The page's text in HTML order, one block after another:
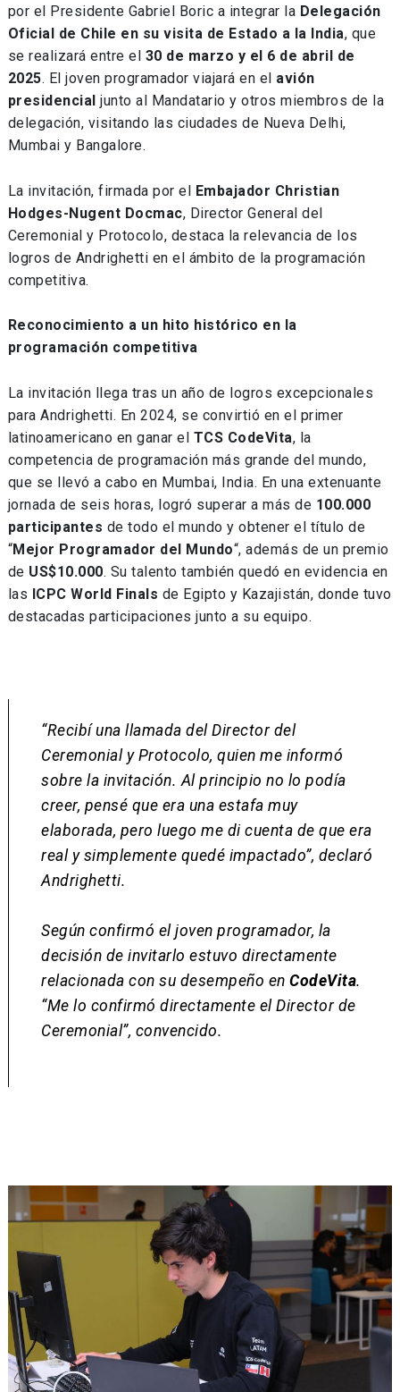
por el Presidente Gabriel Boric a integrar la Delegación
Oficial de Chile en su visita de Estado a la India, que
se realizará entre el 30 de marzo y el 6 de abril de
2025. El joven programador viajará en el avión
presidencial junto al Mandatario y otros miembros de la
delegación, visitando las ciudades de Nueva Delhi,
Mumbai y Bangalore.
La invitación, firmada por el Embajador Christian
Hodges-Nugent Docmac, Director General del
Ceremonial y Protocolo, destaca la relevancia de los
logros de Andrighetti en el ámbito de la programación
competitiva.
Reconocimiento a un hito histórico en la
programación competitiva
La invitación llega tras un año de logros excepcionales
para Andrighetti. En 2024, se convirtió en el primer
latinoamericano en ganar el TCS CodeVita, la
competencia de programación más grande del mundo,
que se llevó a cabo en Mumbai, India. En una extenuante
jornada de seis horas, logró superar a más de 100.000
participantes de todo el mundo y obtener el título de
“Mejor Programador del Mundo“, además de un premio
de US$10.000. Su talento también quedó en evidencia en
las ICPC World Finals de Egipto y Kazajistán, donde tuvo
destacadas participaciones junto a su equipo.
“Recibí una llamada del Director del
Ceremonial y Protocolo, quien me informó
sobre la invitación. Al principio no lo podía
creer, pensé que era una estafa muy
elaborada, pero luego me di cuenta de que era
real y simplemente quedé impactado”, declaró
Andrighetti.
Según confirmó el joven programador, la
decisión de invitarlo estuvo directamente
relacionada con su desempeño enCodeVita.
“Me lo confirmó directamente el Director de
Ceremonial”, convencido.